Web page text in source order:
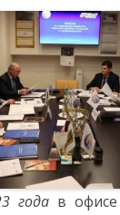
года в